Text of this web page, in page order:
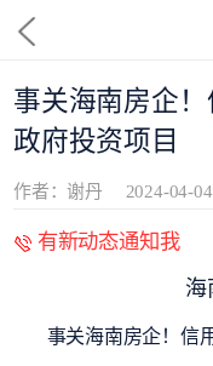
事关海南房企
政府投资项目
作者：谢丹 2024-04-04
有新动态通知我
海
事关海南房企！信